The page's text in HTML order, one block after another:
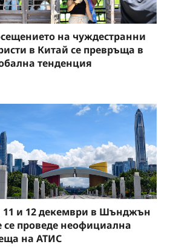
на чуждестранни
в Китай се превръща в
тенденция
11 и 12 декември в Шънджън
се проведе неофициална
на АТИС